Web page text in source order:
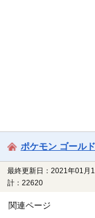
ポケモン ゴール
最終更新日：2021年01月
計：22620
関連ページ